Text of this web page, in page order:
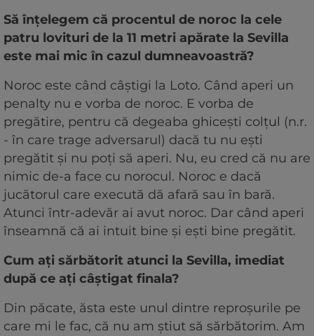
Să înţelegem că procentul de noroc la cele
patru lovituri de la 11 metri apărate la Sevilla
este mai mic în cazul dumneavoastră?
Noroc este când câştigi la Loto. Când aperi un
penalty nu e vorba de noroc. E vorba de
pregătire, pentru că degeaba ghiceşti colţul (n.r.
- în care trage adversarul) dacă tu nu eşti
pregătit şi nu poţi să aperi. Nu, eu cred că nu are
nimic de-a face cu norocul. Noroc e dacă
jucătorul care execută dă afară sau în bară.
Atunci într-adevăr ai avut noroc. Dar când aperi
înseamnă că ai intuit bine şi eşti bine pregătit.
Cum aţi sărbătorit atunci la Sevilla, imediat
după ce aţi câştigat finala?
Din păcate, ăsta este unul dintre reproşurile pe
care mi le fac, că nu am ştiut să sărbătorim. Am